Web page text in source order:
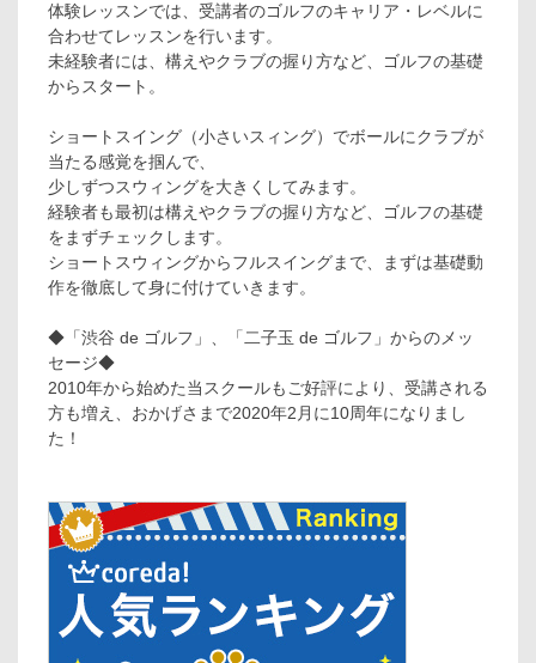
体験レッスンでは、受講者のゴルフのキャリア・レベルに
合わせてレッスンを行います。
未経験者には、構えやクラブの握り方など、ゴルフの基礎
からスタート。
ショートスイング（小さいスィング）でボールにクラブが
当たる感覚を掴んで、
少しずつスウィングを大きくしてみます。
経験者も最初は構えやクラブの握り方など、ゴルフの基礎
をまずチェックします。
ショートスウィングからフルスイングまで、まずは基礎動
作を徹底して身に付けていきます。
◆「渋谷 de ゴルフ」、「二子玉 de ゴルフ」からのメッ
セージ◆
2010年から始めた当スクールもご好評により、受講される
方も増え、おかげさまで2020年2月に10周年になりまし
た！